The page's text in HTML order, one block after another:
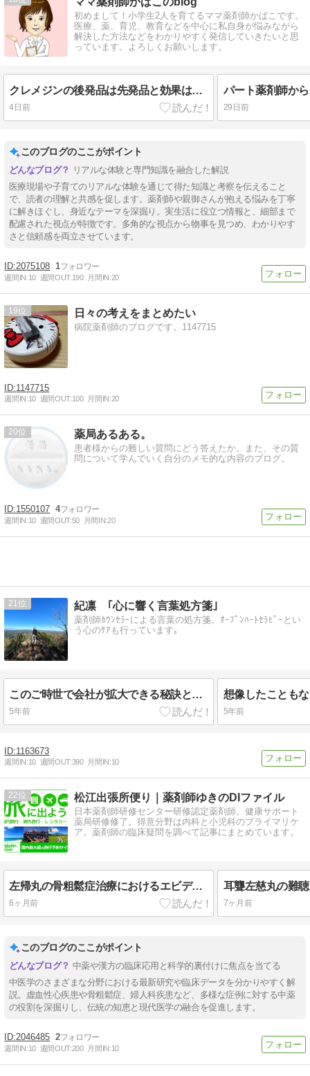
初めまして！小学生2人を育てるママ薬剤師かばこです。
医療、薬、育児、教育などを中心に私自身が悩みながら
解決した方法などをわかりやすく発信していきたいと思
っています。よろしくお願いします。
クレメジンの後発品は先発品と効果は同じ？詳しく調べてみました！
4日前 29日前
このブログのここがポイント
リアルな体験と専門知識を融合した解説
医療現場や子育てのリアルな体験を通じて得た知識と考察を伝えること
で、読者の理解と共感を促します。薬剤師や親御さんが抱える悩みを丁寧
に解きほぐし、身近なテーマを深掘り。実生活に役立つ情報と、細部まで
配慮された視点が特徴です。多角的な視点から物事を見つめ、わかりやす
さと信頼感を両立させています。
2075108 1
週間IN:10 週間OUT:190 月間IN:20
19 日々の考えをまとめたい
病院薬剤師のブログです。1147715
1147715
週間IN:10 週間OUT:100 月間IN:20
20 薬局あるある。
患者様からの難しい質問にどう答えたか。また、その質
問について学んでいく自分のメモ的な内容のブログ。
1550107 4
週間IN:10 週間OUT:50 月間IN:20
21 紀凛 ｢心に響く言葉処方箋｣
薬剤師ｶｳﾝｾﾗｰによる言葉の処方箋。ｵｰﾌﾟﾝﾊｰﾄｾﾗﾋﾟｰとい
う心のｹｱも行っています｡
このご時世で会社が拡大できる秘訣と理由は何だと思われますか？
5年前 5年前
1163673
週間IN:10 週間OUT:390 月間IN:10
22 松江出張所便り｜薬剤師ゆきのDIファイル
日本薬剤師研修センター研修認定薬剤師。健康サポート
薬局研修修了。得意分野は内科と小児科のプライマリケ
ア。薬剤師の臨床疑問を調べて記事にまとめています。
左帰丸の骨粗鬆症治療におけるエビデンス：基礎研究と臨床研究の現状
6ヶ月前 7ヶ月前
このブログのここがポイント
中薬や漢方の臨床応用と科学的裏付けに焦点を当てる
中医学のさまざまな分野における最新研究や臨床データを分かりやすく解
説。虚血性心疾患や骨粗鬆症、婦人科疾患など、多様な症例に対する中薬
の役割を深掘りし、伝統の知恵と現代医学の融合を促進します。
2046485 2
週間IN:10 週間OUT:200 月間IN:10